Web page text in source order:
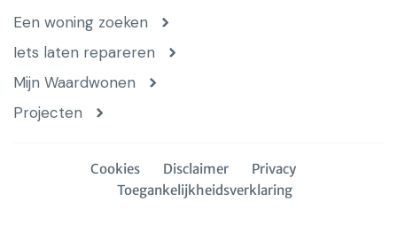
Een woning zoeken
Iets laten repareren
Mijn Waardwonen
Projecten
Cookies Disclaimer
Privacy
Toegankelijkheidsverklaring